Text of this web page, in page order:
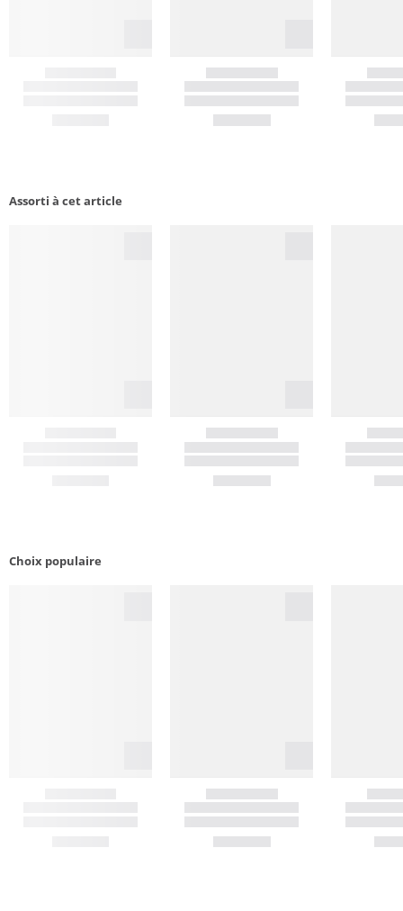
Assorti à cet article
Choix populaire